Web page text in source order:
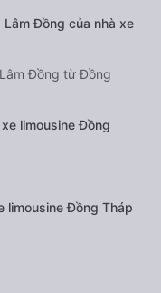
Đồng của nhà xe
Đồng từ Đồng
limousine Đồng
limousine Đồng Tháp